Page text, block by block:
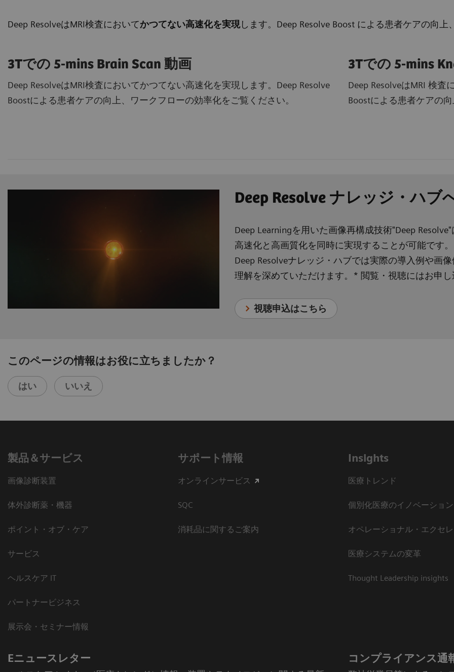
Deep ResolveはMRI検査においてかつてない高速化を実現します。Deep Resolve Boost による患者ケアの向
3Tでの 5-mins Brain Scan 動画
Deep ResolveはMRI検査においてかつてない高速化を実現します。Deep Resolve
Boostによる患者ケアの向上、ワークフローの効率化をご覧ください。
3Tでの 5-mins
Deep ResolveはMRI 検査
Boostによる患者ケアの
Deep Resolve ナレッジ・ハブ
Deep Learningを用いた画像再構成技術"Deep
高速化と高画質化を同時に実現することが可能です。
Deep Resolveナレッジ・ハブでは実際の導入例や画
理解を深めていただけます。* 閲覧・視聴にはお申
視聴申込はこちら
このページの情報はお役に立ちましたか？
はい いいえ
製品＆サービス
画像診断装置
体外診断薬・機器
ポイント・オブ・ケア
サービス
ヘルスケア IT
パートナービジネス
展示会・セミナー情報
サポート情報
オンラインサービス
SQC
消耗品に関するご案内
Insights
医療トレンド
個別化医療のイノベーション
オペレーショナル・エクセ
医療システムの変革
Thought Leadership insights
Eニュースレター コンプライアンス通